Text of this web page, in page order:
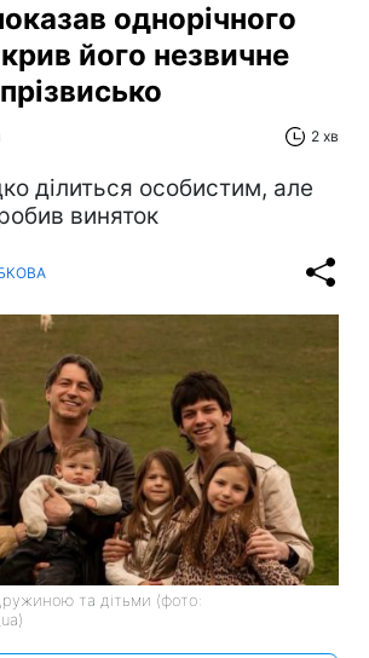
однорічного
його незвичне
2 хв
ділиться особистим, але
виняток
та дітьми (фото: